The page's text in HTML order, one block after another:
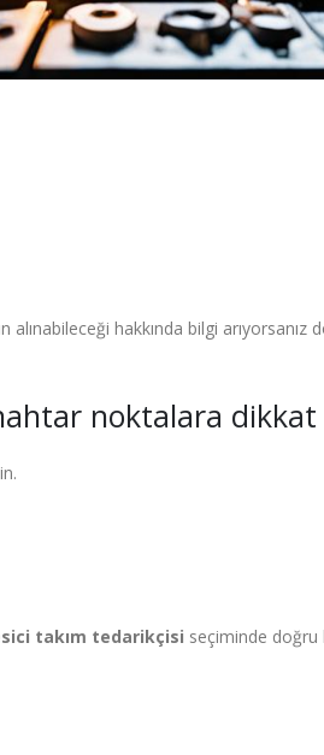
alınabileceği hakkında bilgi
noktalara
takım tedarikçisi seçiminde doğru